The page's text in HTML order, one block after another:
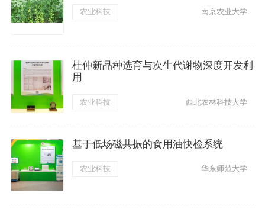
农业科技 南京农业大学
杜仲新品种选育与次生代谢物深度开发利
用
农业科技 西北农林科技大学
基于低场磁共振的食用油快检系统
农业科技 华东师范大学